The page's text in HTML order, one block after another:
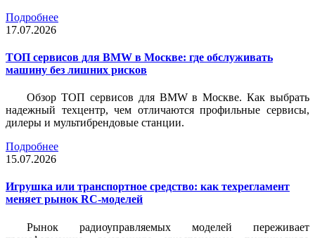
Подробнее
17.07.2026
ТОП сервисов для BMW в Москве: где обслуживать
машину без лишних рисков
Обзор ТОП сервисов для BMW в Москве. Как выбрать
надежный техцентр, чем отличаются профильные сервисы,
дилеры и мультибрендовые станции.
Подробнее
15.07.2026
Игрушка или транспортное средство: как техрегламент
меняет рынок RC-моделей
Рынок радиоуправляемых моделей переживает